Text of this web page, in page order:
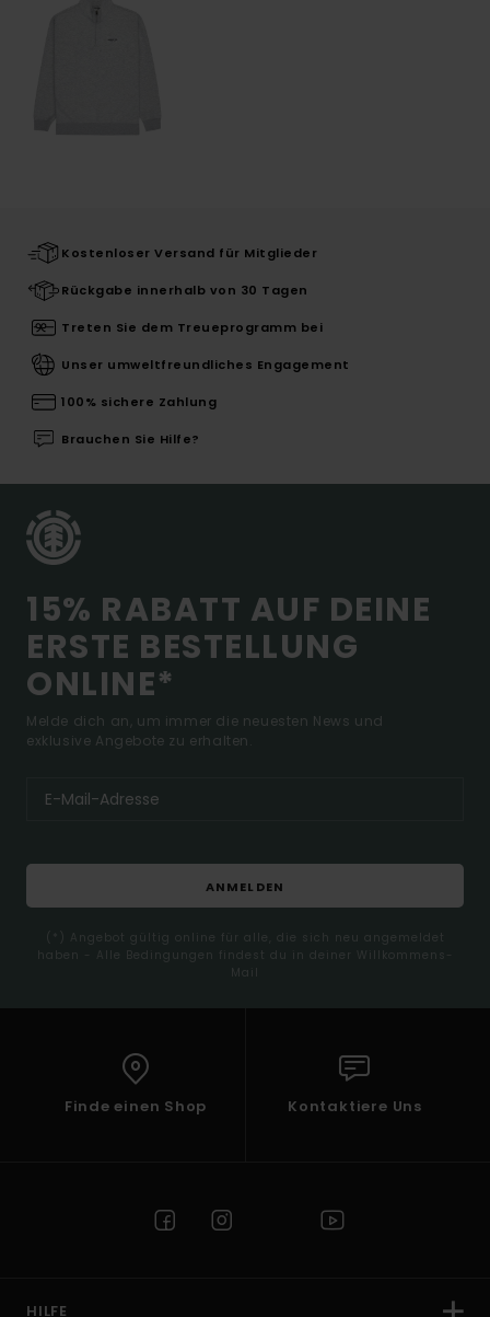
Kostenloser Versand für Mitglieder
Rückgabe innerhalb von 30 Tagen
Treten Sie dem Treueprogramm bei
Unser umweltfreundliches Engagement
100% sichere Zahlung
Brauchen Sie Hilfe?
15% RABATT AUF DEINE
ERSTE BESTELLUNG
ONLINE*
Melde dich an, um immer die neuesten News und
exklusive Angebote zu erhalten.
ANMELDEN
(*) Angebot gültig online für alle, die sich neu angemeldet
haben - Alle Bedingungen findest du in deiner Willkommens-
Mail
Finde einen Shop Kontaktiere Uns
HILFE